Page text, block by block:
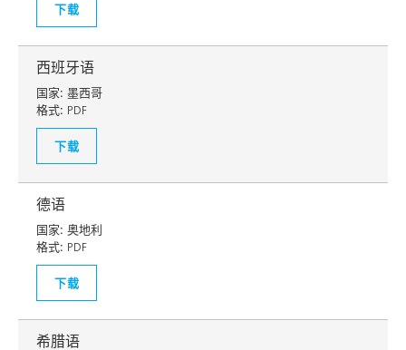
下载
西班牙语
国家: 墨西哥
格式: PDF
下载
德语
国家: 奥地利
格式: PDF
下载
希腊语